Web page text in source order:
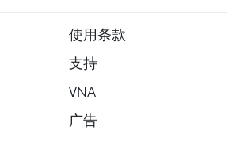
使用条款
支持
VNA
广告